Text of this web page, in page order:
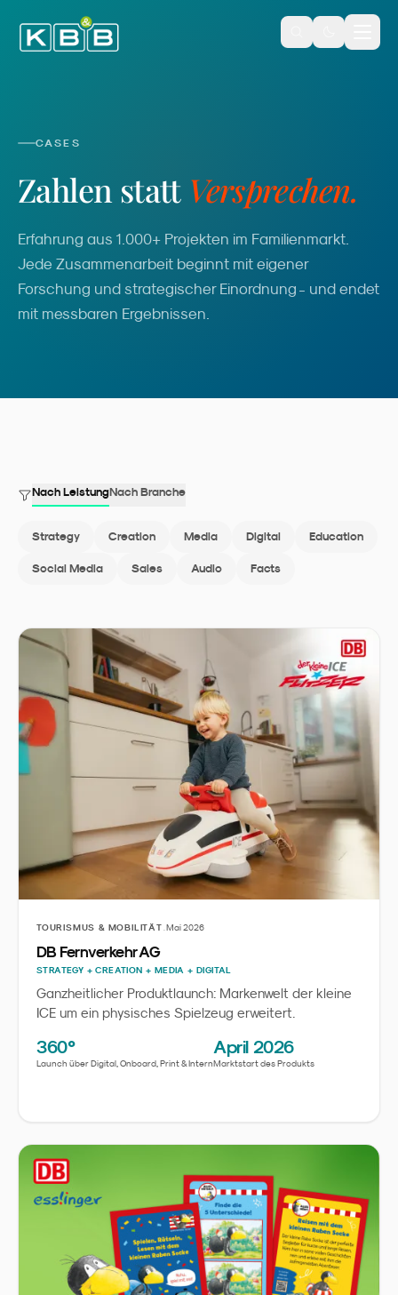
CASES
Zahlen statt Versprechen.
Erfahrung aus 1.000+ Projekten im Familienmarkt.
Jede Zusammenarbeit beginnt mit eigener
Forschung und strategischer Einordnung - und endet
mit messbaren Ergebnissen.
Nach LeistungNach Branche
Strategy Creation Media Digital Education
Social Media Sales Audio Facts
Alle Cases
TOURISMUS & MOBILITÄT·Mai 2026
DB Fernverkehr AG
STRATEGY + CREATION + MEDIA + DIGITAL
Ganzheitlicher Produktlaunch: Markenwelt der kleine
ICE um ein physisches Spielzeug erweitert.
360°
Launch über Digital, Onboard, Print & Intern
April 2026
Marktstart des Produkts